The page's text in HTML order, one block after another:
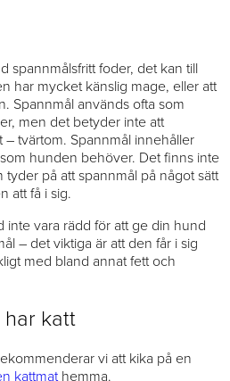
spannmålsfritt foder, det kan till
har mycket känslig mage, eller att
Spannmål används ofta som
men det betyder inte att
– tvärtom. Spannmål innehåller
hunden behöver. Det finns inte
på att spannmål på något sätt
att få i sig.
vara rädd för att ge din hund
– det viktiga är att den får i sig
med bland annat fett och
har katt
vi att kika på en
kattmathemma.